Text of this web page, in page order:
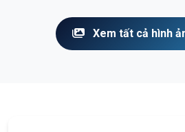
Xem tất cả hình